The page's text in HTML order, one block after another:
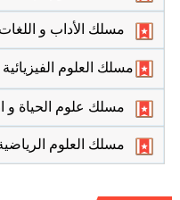
مسلك الأداب و اللغات
مسلك العلوم الفيزيائية
مسلك علوم الحياة و
مسلك العلوم